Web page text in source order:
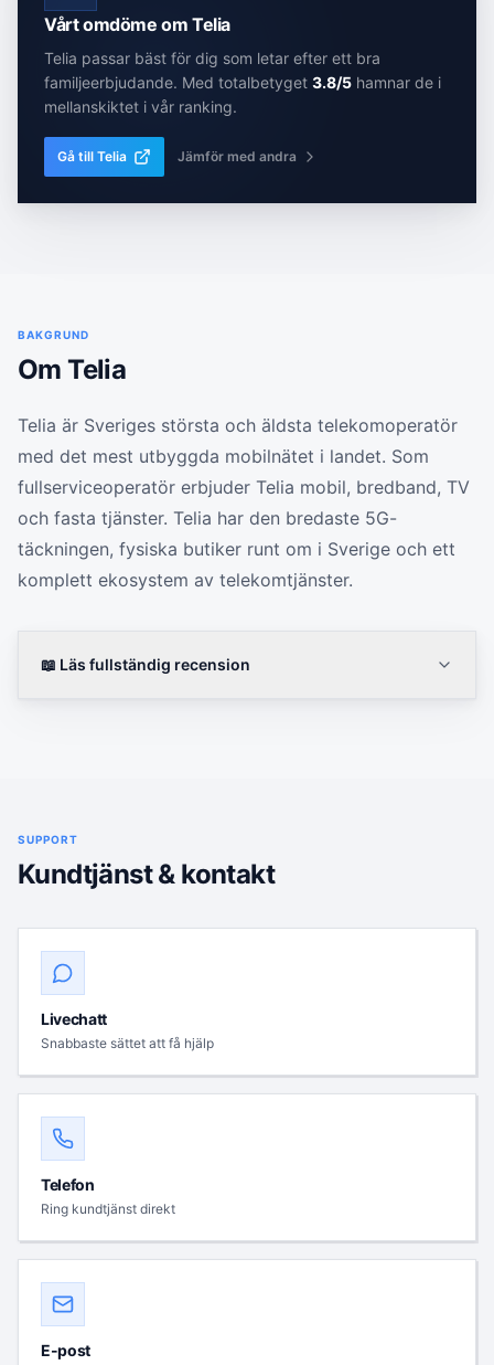
Vårt omdöme om Telia
Telia passar bäst för dig som letar efter ett bra
familjeerbjudande. Med totalbetyget 3.8/5 hamnar de i
mellanskiktet i vår ranking.
Gå till Telia Jämför med andra
BAKGRUND
OmTelia
Telia är Sveriges största och äldsta telekomoperatör
med det mest utbyggda mobilnätet i landet. Som
fullserviceoperatör erbjuder Telia mobil, bredband, TV
och fasta tjänster. Telia har den bredaste 5G-
täckningen, fysiska butiker runt om i Sverige och ett
komplett ekosystem av telekomtjänster.
📖 Läs fullständig recension
SUPPORT
Kundtjänst & kontakt
Livechatt
Snabbaste sättet att få hjälp
Telefon
Ring kundtjänst direkt
E-post